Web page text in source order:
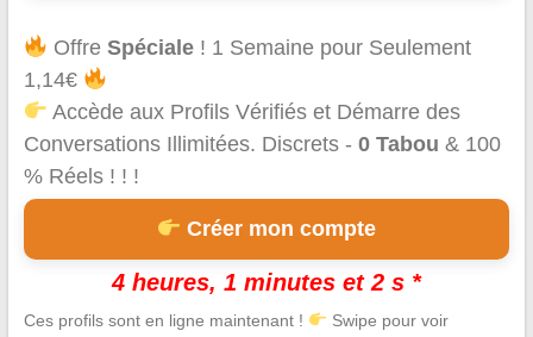
OffreSpéciale ! 1 Semaine pour Seulement
1,14€
Accède aux Profils Vérifiés et Démarre des
Conversations Illimitées. Discrets - 0 Tabou & 100
% Réels ! ! !
Créer mon compte
4 heures, 1 minutes et 2 s *
Ces profils sont en ligne maintenant ! Swipe pour voir